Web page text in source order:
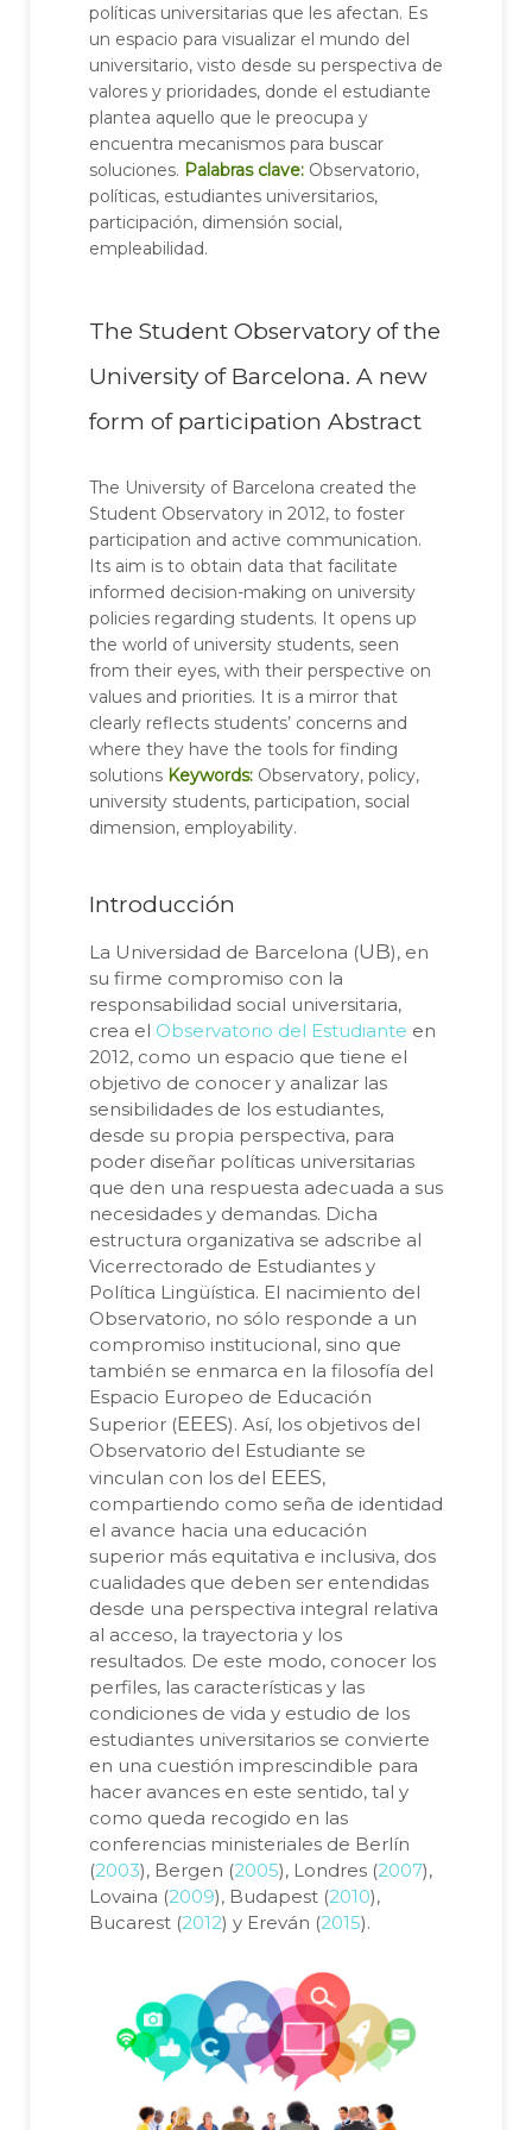
políticas universitarias que les afectan. Es
un espacio para visualizar el mundo del
universitario, visto desde su perspectiva de
valores y prioridades, donde el estudiante
plantea aquello que le preocupa y
encuentra mecanismos para buscar
soluciones. Palabras clave: Observatorio,
políticas, estudiantes universitarios,
participación, dimensión social,
empleabilidad.
The Student Observatory of the
University of Barcelona. A new
form of participation Abstract
The University of Barcelona created the
Student Observatory in 2012, to foster
participation and active communication.
Its aim is to obtain data that facilitate
informed decision-making on university
policies regarding students. It opens up
the world of university students, seen
from their eyes, with their perspective on
values and priorities. It is a mirror that
clearly reflects students’ concerns and
where they have the tools for finding
solutions Keywords: Observatory, policy,
university students, participation, social
dimension, employability.
Introducción
La Universidad de Barcelona (UB), en
su firme compromiso con la
responsabilidad social universitaria,
crea el Observatorio del Estudiante en
2012, como un espacio que tiene el
objetivo de conocer y analizar las
sensibilidades de los estudiantes,
desde su propia perspectiva, para
poder diseñar políticas universitarias
que den una respuesta adecuada a sus
necesidades y demandas. Dicha
estructura organizativa se adscribe al
Vicerrectorado de Estudiantes y
Política Lingüística. El nacimiento del
Observatorio, no sólo responde a un
compromiso institucional, sino que
también se enmarca en la filosofía del
Espacio Europeo de Educación
Superior (EEES). Así, los objetivos del
Observatorio del Estudiante se
vinculan con los del EEES,
compartiendo como seña de identidad
el avance hacia una educación
superior más equitativa e inclusiva, dos
cualidades que deben ser entendidas
desde una perspectiva integral relativa
al acceso, la trayectoria y los
resultados. De este modo, conocer los
perfiles, las características y las
condiciones de vida y estudio de los
estudiantes universitarios se convierte
en una cuestión imprescindible para
hacer avances en este sentido, tal y
como queda recogido en las
conferencias ministeriales de Berlín
(2003), Bergen (2005), Londres (2007),
Lovaina (2009), Budapest (2010),
Bucarest (2012) y Ereván (2015).